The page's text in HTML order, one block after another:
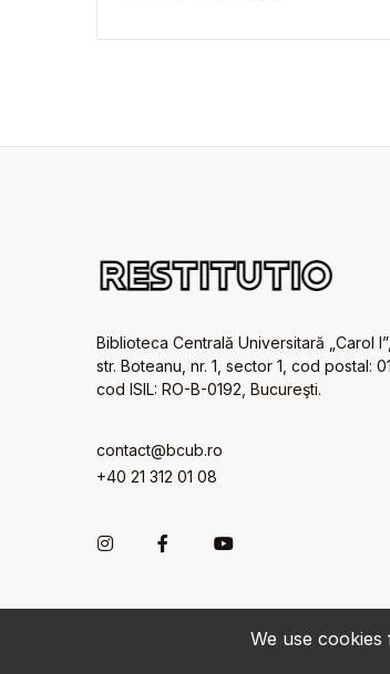
We use
Biblioteca Centrală Universitară „Carol I”,
str. Boteanu, nr. 1, sector 1, cod postal:
cod ISIL: RO-B-0192, Bucureşti.
contact@bcub.ro
+40 21 312 01 08